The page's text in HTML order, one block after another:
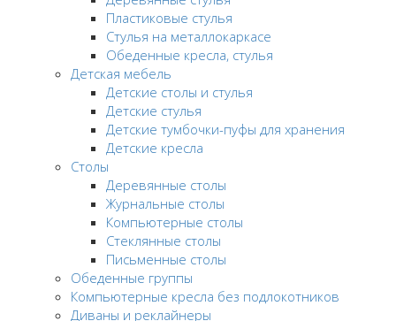
Пластиковые стулья
Стулья на металлокаркасе
Обеденные кресла, стулья
Детская мебель
Детские столы и стулья
Детские стулья
Детские тумбочки-пуфы для хранения
Детские кресла
Столы
Деревянные столы
Журнальные столы
Компьютерные столы
Стеклянные столы
Письменные столы
Обеденные группы
Компьютерные кресла без подлокотников
Диваны и реклайнеры